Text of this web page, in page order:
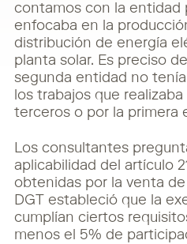
contamos con la entidad
enfocaba en la
distribución de energía
plantasolar. Es preciso
segunda entidad no
los trabajos que
terceros o por la primera
Los consultantes
aplicabilidad del artículo
obtenidas por la venta
DGT estableció que la
cumplían ciertos
menos el 5% de